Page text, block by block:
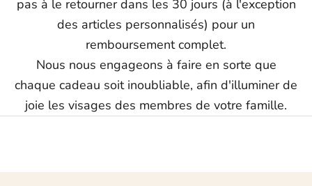
pas à le retourner dans les 30 jours (à l'exception
des articles personnalisés) pour un
remboursement complet.
Nous nous engageons à faire en sorte que
chaque cadeau soit inoubliable, afin d'illuminer de
joie les visages des membres de votre famille.